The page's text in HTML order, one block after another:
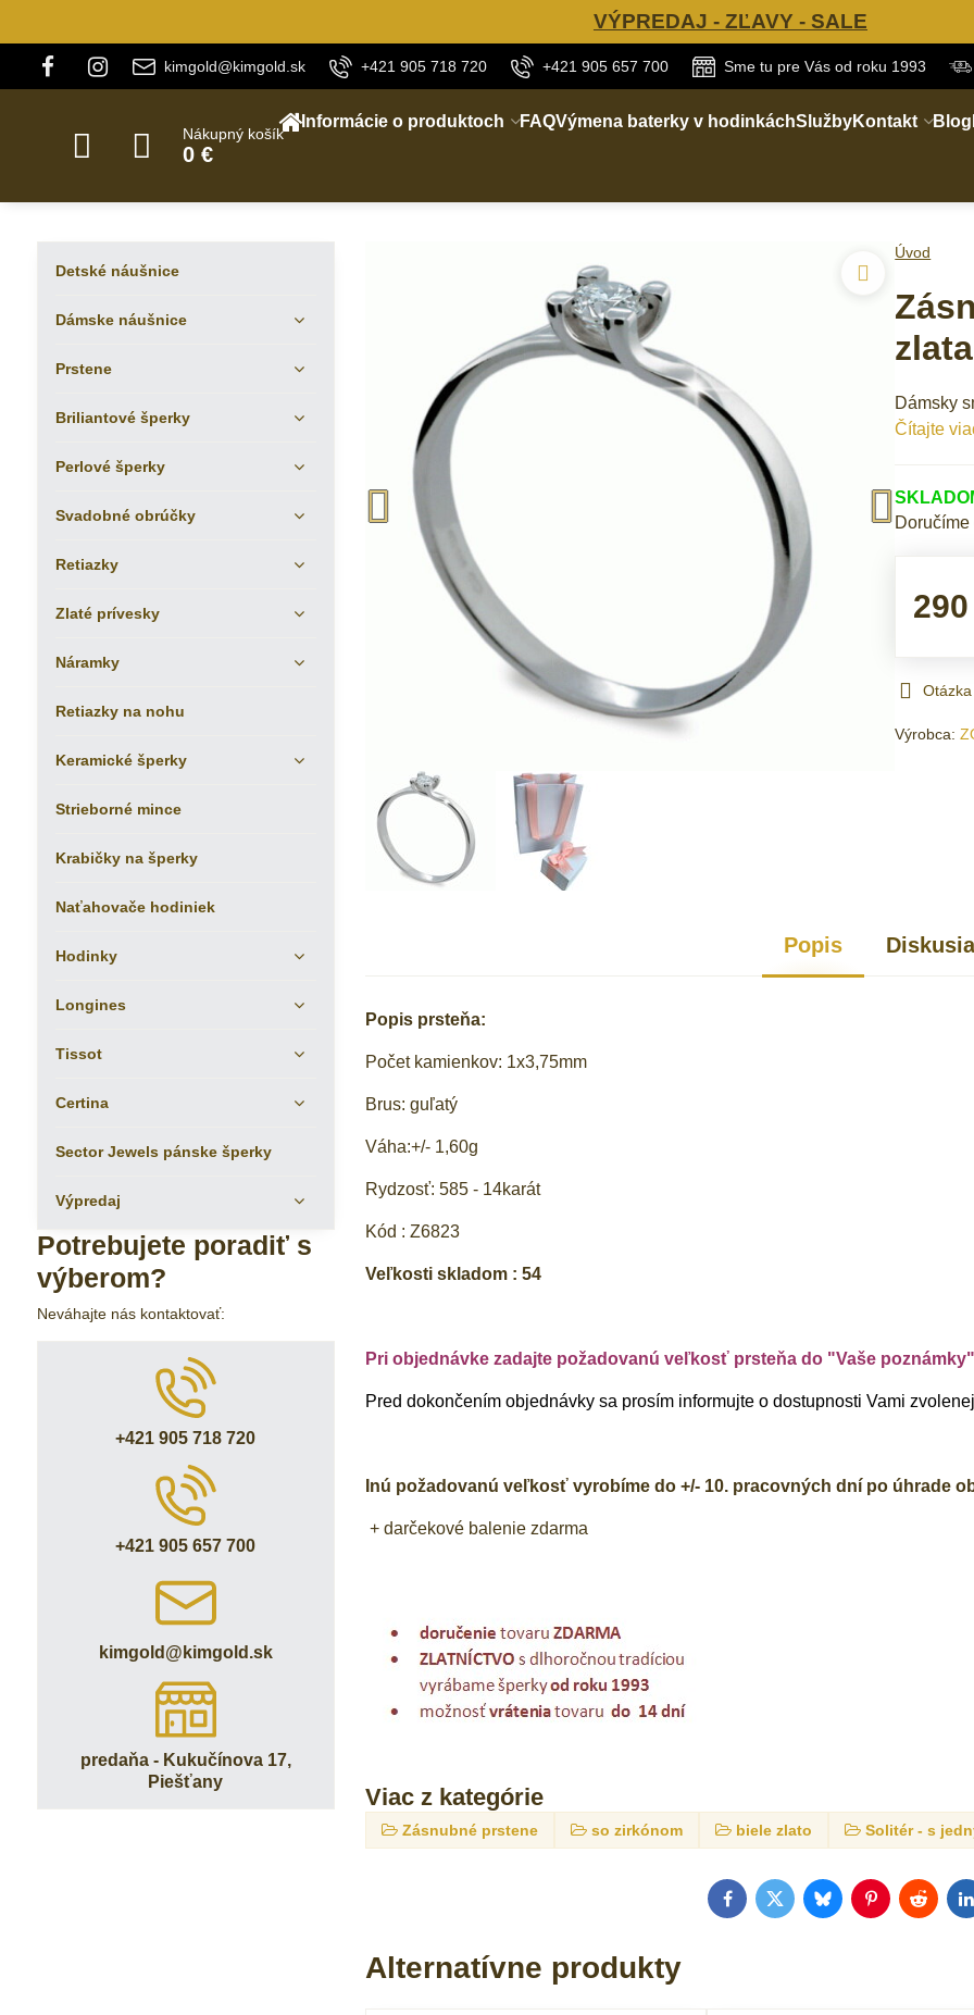
VÝPREDAJ - ZĽAVY - SALE
kimgold@kimgold.sk +421 905 718 720 +421 905 657 700 Sme tu pre Vás od roku 1993
Nákupný košík
0 €
Informácie o produktoch FAQVýmena baterky v hodinkáchSlužbyKontakt Blog
Úvod
Dámsky
Čítajte
Doručíme
Výrobca:
Popis
Popis prsteňa:
Počet kamienkov: 1x3,75mm
Brus: guľatý
Váha:+/- 1,60g
Rydzosť: 585 - 14karát
Kód : Z6823
Veľkosti skladom : 54
Pri objednávke zadajte požadovanú veľkosť prsteňa do "Vaše poznámky"
Pred dokončením objednávky sa prosím informujte o dostupnosti Vami
Inú požadovanú veľkosť vyrobíme do +/- 10. pracovných dní po úhrade
+ darčekové balenie zdarma
Viac z kategórie
Zásnubné prstene so zirkónom biele zlato Solitér - s
FacebookTwitterBlueskyPinterestReddit
Alternatívne produkty
Detské náušnice
Dámske náušnice
Prstene
Briliantové šperky
Perlové šperky
Svadobné obrúčky
Retiazky
Zlaté prívesky
Náramky
Retiazky na nohu
Keramické šperky
Strieborné mince
Krabičky na šperky
Naťahovače hodiniek
Hodinky
Longines
Tissot
Certina
Sector Jewels pánske šperky
Výpredaj
Potrebujete poradiť s
výberom?
Neváhajte nás kontaktovať:
+421 905 718 720
+421 905 657 700
kimgold​@kimgold​.sk
predaňa - Kukučínova 17,
Piešťany